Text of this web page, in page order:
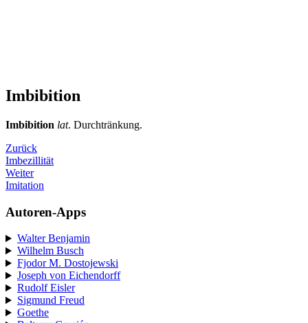
Imbibition
Imbibition lat. Durchtränkung.
Zurück
Imbezillität
Weiter
Imitation
Autoren-Apps
Walter Benjamin
Wilhelm Busch
Fjodor M. Dostojewski
Joseph von Eichendorff
Rudolf Eisler
Sigmund Freud
Goethe